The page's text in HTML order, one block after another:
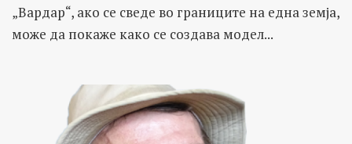
„Вардар“, ако се сведе во границите на една земја,
може да покаже како се создава модел...